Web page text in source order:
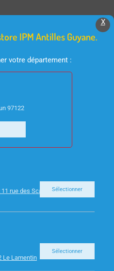
MEMOIRE STARTECH
USB ET USB-C
X
IPM Antilles Guyane.
votre département :
97122
rue des Scarabees 97300
Sélectionner
Le Lamentin
Sélectionner